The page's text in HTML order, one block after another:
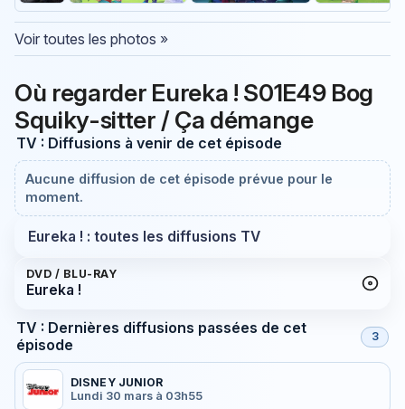
Voir toutes les photos »
Où regarder Eureka ! S01E49 Bog
Squiky-sitter / Ça démange
TV : Diffusions à venir de cet épisode
Aucune diffusion de cet épisode prévue pour le
moment.
Eureka ! : toutes les diffusions TV
DVD / BLU-RAY
Eureka !
TV : Dernières diffusions passées de cet
épisode
3
DISNEY JUNIOR
Lundi 30 mars à 03h55